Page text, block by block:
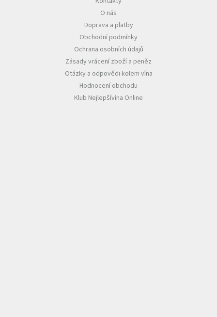
O nás
Doprava a platby
Obchodní podmínky
Ochrana osobních údajů
Zásady vrácení zboží a peněz
Otázky a odpovědi kolem vína
Hodnocení obchodu
Klub Nejlepšívína Online